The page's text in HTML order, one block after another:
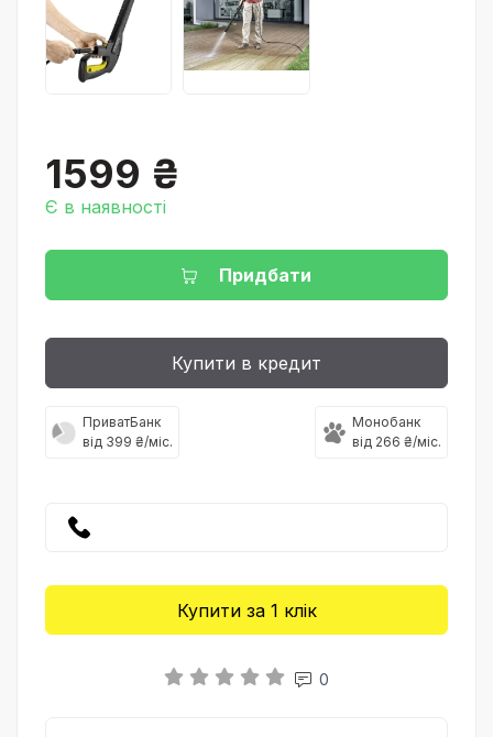
1599 ₴
Є в наявності
Придбати
Купити в кредит
ПриватБанк
від 399 ₴/міс.
Монобанк
від 266 ₴/міс.
Купити за 1 клiк
0